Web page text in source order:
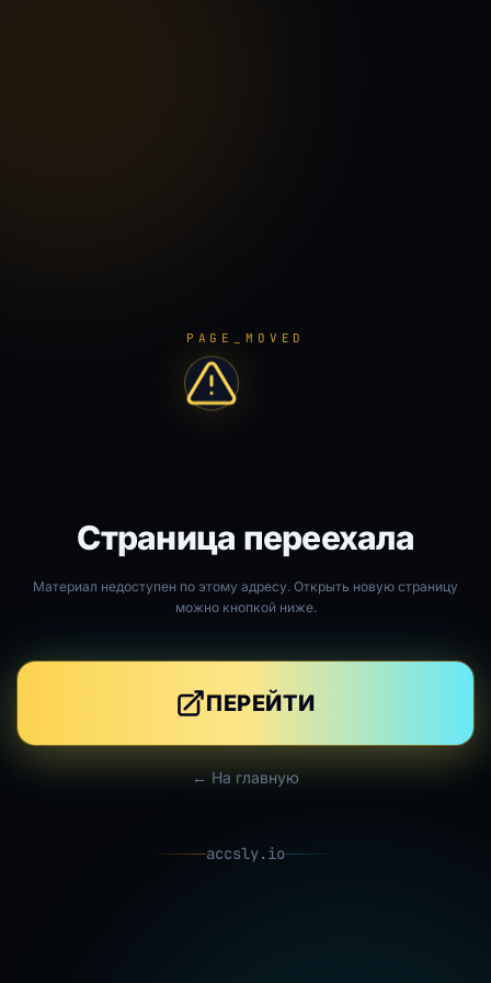
PAGE_MOVED
Страница переехала
Материал недоступен по этому адресу. Открыть новую страницу
можно кнопкой ниже.
ПЕРЕЙТИ
← На главную
accsly.io